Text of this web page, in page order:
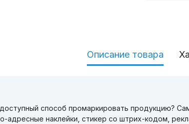
Описание товара
способ промаркировать продукцию?
адресные наклейки, стикер со штрих-кодом,